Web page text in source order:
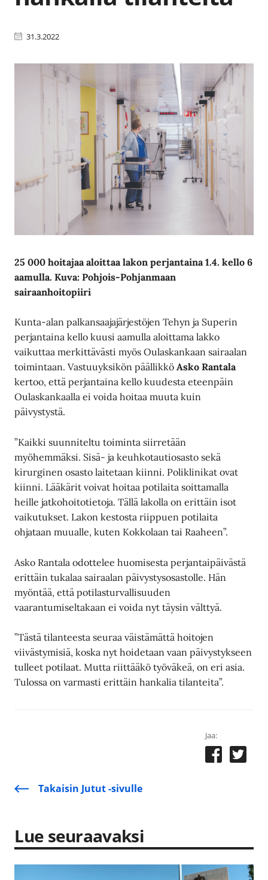
31.3.2022
25 000 hoitajaa aloittaa lakon perjantaina 1.4. kello 6
aamulla. Kuva: Pohjois-Pohjanmaan
sairaanhoitopiiri
Kunta-alan palkansaajajärjestöjen Tehyn ja Superin
perjantaina kello kuusi aamulla aloittama lakko
vaikuttaa merkittävästi myös Oulaskankaan sairaalan
toimintaan. Vastuuyksikön päällikköAsko Rantala
kertoo, että perjantaina kello kuudesta eteenpäin
Oulaskankaalla ei voida hoitaa muuta kuin
päivystystä.
”Kaikki suunniteltu toiminta siirretään
myöhemmäksi. Sisä- ja keuhkotautiosasto sekä
kirurginen osasto laitetaan kiinni. Poliklinikat ovat
kiinni. Lääkärit voivat hoitaa potilaita soittamalla
heille jatkohoitotietoja. Tällä lakolla on erittäin isot
vaikutukset. Lakon kestosta riippuen potilaita
ohjataan muualle, kuten Kokkolaan tai Raaheen”.
Asko Rantala odottelee huomisesta perjantaipäivästä
erittäin tukalaa sairaalan päivystysosastolle. Hän
myöntää, että potilasturvallisuuden
vaarantumiseltakaan ei voida nyt täysin välttyä.
”Tästä tilanteesta seuraa väistämättä hoitojen
viivästymisiä, koska nyt hoidetaan vaan päivystykseen
tulleet potilaat. Mutta riittääkö työväkeä, on eri asia.
Tulossa on varmasti erittäin hankalia tilanteita”.
Jaa:
Takaisin Jutut -sivulle
Lue seuraavaksi